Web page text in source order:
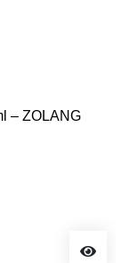
– ZOLANG